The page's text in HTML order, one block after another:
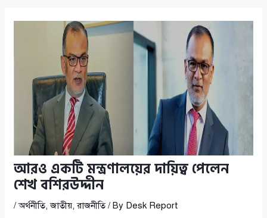
আরও একটি মন্ত্রণালয়ের দায়িত্ব পেলেন
শেখ বশিরউদ্দীন
/অর্থনীতি,জাতীয়,রাজনীতি/ By Desk Report